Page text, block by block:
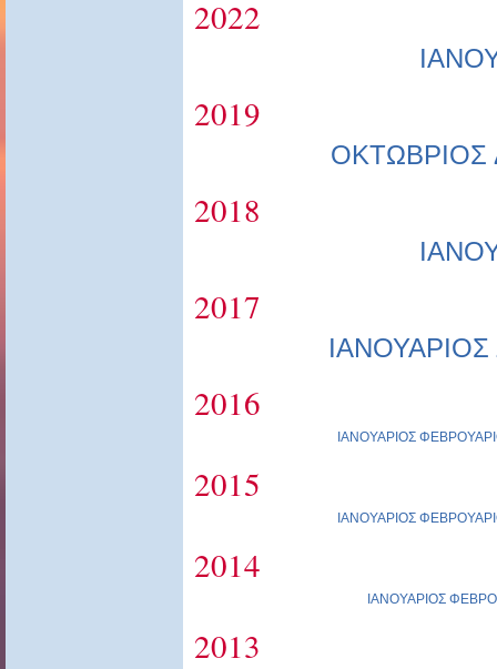
2022
2019
ΟΚΤΩΒΡΙΟΣ
2018
2017
ΙΑΝΟΥΑΡΙΟΣ
2016
ΙΑΝΟΥΑΡΙΟΣ
2015
ΙΑΝΟΥΑΡΙΟΣ
2014
ΙΑΝΟΥΑΡΙΟΣ
2013